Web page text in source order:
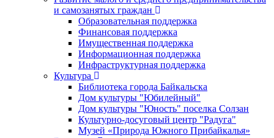
и самозанятых граждан
Образовательная поддержка
Финансовая поддержка
Имущественная поддержка
Информационная поддержка
Инфраструктурная поддержка
Культура
Библиотека города Байкальска
Дом культуры "Юбилейный"
Дом культуры "Юность" поселка Солзан
Культурно-досуговый центр "Радуга"
Музей «Природа Южного Прибайкалья»